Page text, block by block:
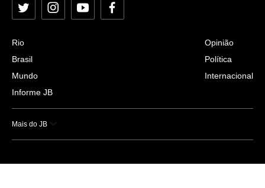
Twitter InstagramYouTubeFacebook
Rio
Brasil
Mundo
Informe JB
Opinião
Política
Internacional
Mais do JB
Esportes